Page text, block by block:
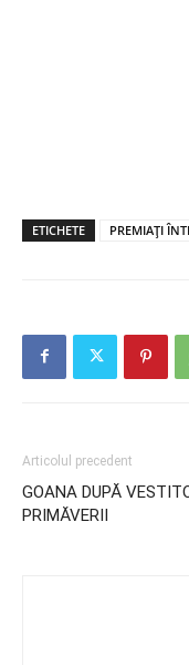
ETICHETE PREMIAȚI
Articolul precedent
GOANA DUPĂ
PRIMĂVERII